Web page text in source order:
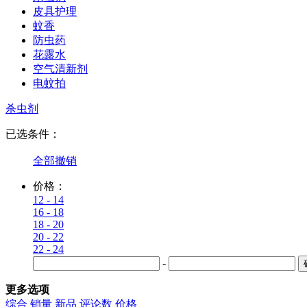
皮具护理
蚊香
防虫药
花露水
空气清新剂
电蚊拍
杀虫剂
已选条件：
全部撤销
价格：
12 - 14
16 - 18
18 - 20
20 - 22
22 - 24
-
更多选项
综合 销量 新品 评论数 价格